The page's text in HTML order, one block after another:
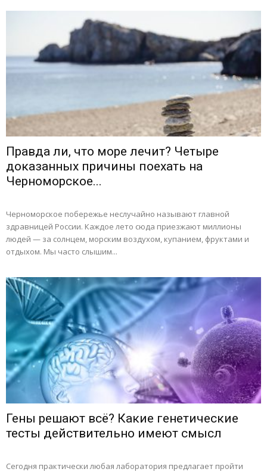
Правда ли, что море лечит? Четыре
доказанных причины поехать на
Черноморское...
Черноморское побережье неслучайно называют главной
здравницей России. Каждое лето сюда приезжают миллионы
людей — за солнцем, морским воздухом, купанием, фруктами и
отдыхом. Мы часто слышим...
Гены решают всё? Какие генетические
тесты действительно имеют смысл
Сегодня практически любая лаборатория предлагает пройти